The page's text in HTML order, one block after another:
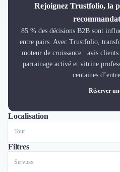
Demander une démo
Cabinet de Recrutement
Gestion paie
Qualité de Vie au Travail (QVT)
Portage Salarial
Responsabilité Sociétale des
Rejoignez Trustfolio, la
85 % des décisions B2B sont
entre pairs. Avec Trustfolio,
moteur de croissance : avis
parrainage activé et vitrine
centaines
Réserver
Localisation
ToutParis
Filtres
Services